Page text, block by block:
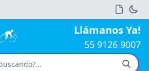
Llámanos Ya!
55 9126 9007